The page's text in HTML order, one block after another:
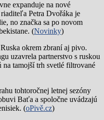
expanduje na nové
Petra Dvořáka je
no značka sa po novom
(Novinky)
okrem zbraní aj pivo.
uzavrela partnerstvo s ruskou
tamojší trh svetlé filtrované
tohtoročnej letnej sezóny
Baťa a spoločne uvádzajú
(oPivě.cz)